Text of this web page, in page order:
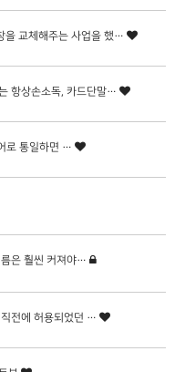
을 교체해주는 사업을 했…
항상손소독, 카드단말…
로 통일하면 …
은 훨씬 커져야…
전에 허용되었던 …